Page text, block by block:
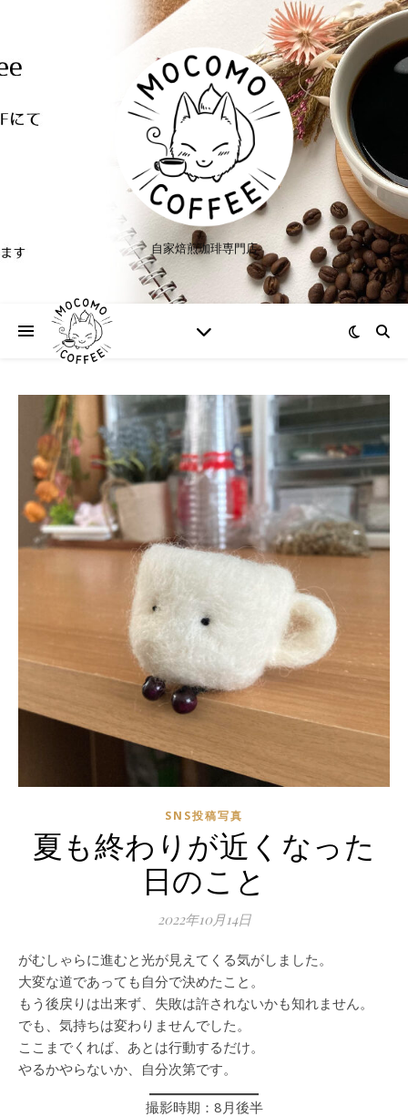
自家焙煎珈琲専門店
SNS投稿写真
夏も終わりが近くなった
日のこと
2022年10月14日
がむしゃらに進むと光が見えてくる気がしました。
大変な道であっても自分で決めたこと。
もう後戻りは出来ず、失敗は許されないかも知れません。
でも、気持ちは変わりませんでした。
ここまでくれば、あとは行動するだけ。
やるかやらないか、自分次第です。
撮影時期：8月後半